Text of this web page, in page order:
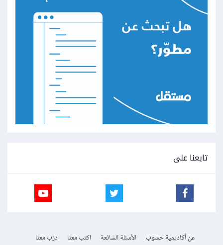
تابعنا على
عن أكاديمية حسوب الأسئلة الشائعة اكتب معنا
درّب معنا